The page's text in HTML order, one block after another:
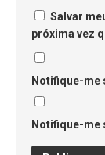
Salvar
próxima vez
Notifique-me
Notifique-me